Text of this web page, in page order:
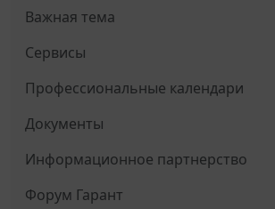
Важная тема
Сервисы
Профессиональные календари
Документы
Информационное партнерство
Форум Гарант